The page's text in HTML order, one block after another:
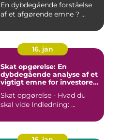
En dybdegående forståelse
af et afgørende emne ? ...
16. jan
Skat opgørelse: En
dybdegående analyse af et
vigtigt emne for investorer
Skat opgørelse - Hvad du
skal vide Indledning: ...